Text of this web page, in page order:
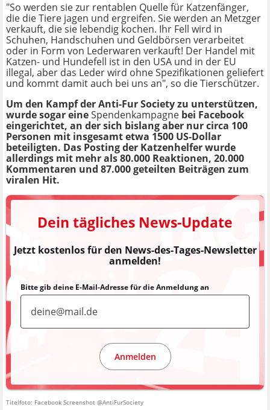
"So werden sie zur rentablen Quelle für Katzenfänger,
die die Tiere jagen und ergreifen. Sie werden an Metzger
verkauft, die sie lebendig kochen. Ihr Fell wird in
Schuhen, Handschuhen und Geldbörsen verarbeitet
oder in Form von Lederwaren verkauft! Der Handel mit
Katzen- und Hundefell ist in den USA und in der EU
illegal, aber das Leder wird ohne Spezifikationen geliefert
und kommt damit auch bei uns an", so die Tierschützer.
Um den Kampf der Anti-Fur Society zu unterstützen,
wurde sogar eineSpendenkampagne bei Facebook
eingerichtet, an der sich bislang aber nur circa 100
Personen mit insgesamt etwa 1500 US-Dollar
beteiligten. Das Posting der Katzenhelfer wurde
allerdings mit mehr als 80.000 Reaktionen, 20.000
Kommentaren und 87.000 geteilten Beiträgen zum
viralen Hit.
Dein tägliches News-Update
Jetzt kostenlos für den News-des-Tages-Newsletter
anmelden!
Bitte gib deine E-Mail-Adresse für die Anmeldung an
Anmelden
Titelfoto: Facebook Screenshot @AntiFurSociety